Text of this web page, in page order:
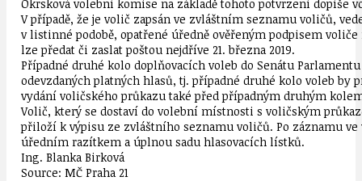
Okrsková volební komise na základě tohoto potvrzení dopíše
V případě, že je volič zapsán ve zvláštním seznamu voličů,
v listinné podobě, opatřené úředně ověřeným podpisem voliče
lze předat či zaslat poštou nejdříve 21. března 2019.
Případné druhé kolo doplňovacích voleb do Senátu
odevzdaných platných hlasů, tj. případné druhé kolo voleb by
vydání voličského průkazu také před případným druhým kolem
Volič, který se dostaví do volební místnosti s voličským
přiloží k výpisu ze zvláštního seznamu voličů. Po záznamu
úředním razítkem a úplnou sadu hlasovacích lístků.
Ing. Blanka Birková
Source: MČ Praha 21